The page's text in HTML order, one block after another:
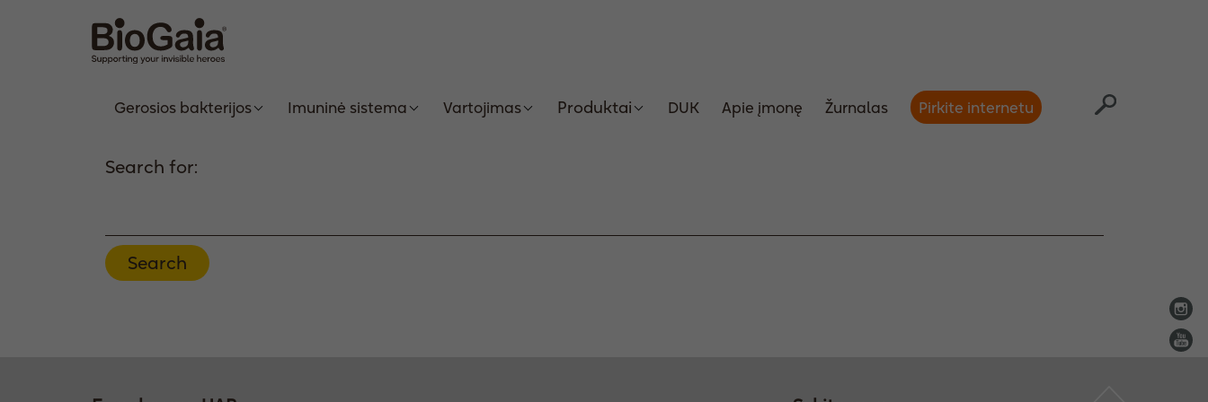
Gerosios bakterijos Imuninė sistema Vartojimas Produktai DUK Apie įmonę Žurnalas Pirkite internetu
Search for: